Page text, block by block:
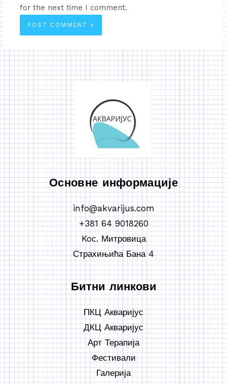
for the next time I comment.
Основне информације
info@akvarijus.com
+381 64 9018260
Koс. Митровица
Страхињића Бана 4
Битни линкови
ПКЦ Акваријус
ДКЦ Акваријус
Арт Терапија
Фестивали
Галерија